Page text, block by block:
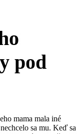
pod
mama mala iné
sa mu. Keď sa